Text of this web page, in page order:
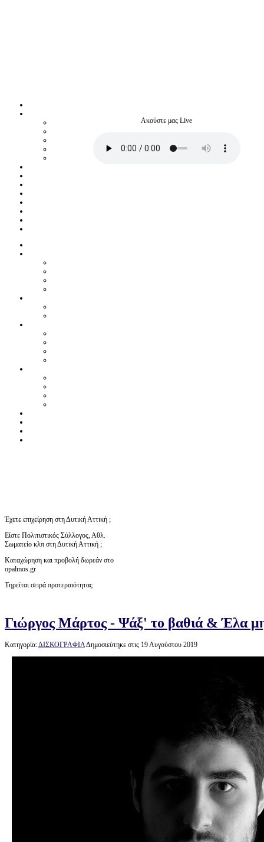
Ακούστε μας Live
Έχετε επιχείρηση στη Δυτική Αττική ;
Είστε Πολιτιστικός Σύλλογος, Αθλ.
Σωματείο κλπ στη Δυτική Αττική ;
Καταχώρηση και προβολή δωρεάν στο
opalmos.gr
Τηρείται σειρά προτεραιότητας
Γιώργος Μάρτος - Ψάξ' το βαθιά & Έλα
Κατηγορία:ΔΙΣΚΟΓΡΑΦΙΑΔημοσιεύτηκε στις 19 Αυγούστου 2019